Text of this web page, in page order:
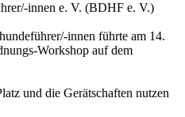
innen e. V. (BDHF e. V.)
­-innen führte am 14.
Workshop auf dem
und die Gerätschaften nutzen